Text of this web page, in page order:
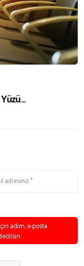
adım, e-posta